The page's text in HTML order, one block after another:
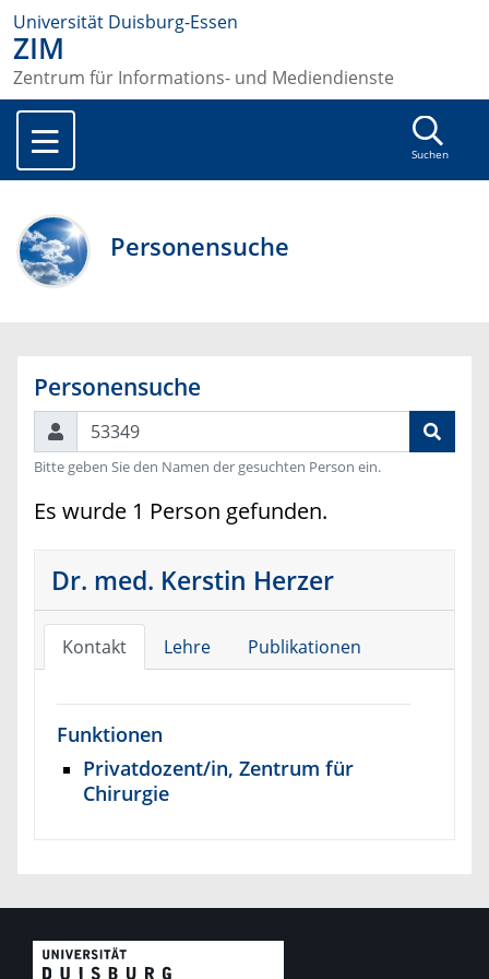
Universität Duisburg-Essen
ZIM
Zentrum für Informations- und Mediendienste
Suchen
Personensuche
Personensuche
Suchen
Bitte geben Sie den Namen der gesuchten Person ein.
Es wurde 1 Person gefunden.
Dr. med. Kerstin Herzer
Kontakt Lehre Publikationen
Funktionen
Privatdozent/in, Zentrum für
Chirurgie